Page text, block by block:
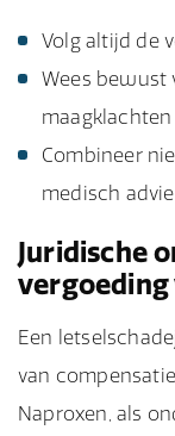
Volg altijd de
Wees bewust
Combineer
medisch
Juridische
vergoeding
Een
van
Naproxen, als